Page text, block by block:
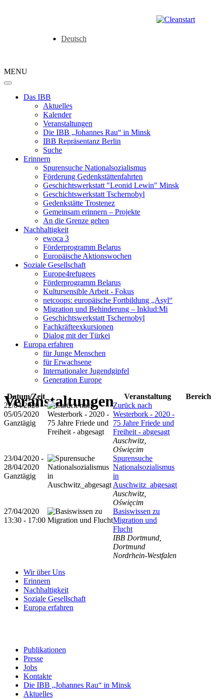
Deutsch
MENU
Das IBB
Aktuelles
Kalender
Veranstaltungen
Die IBB „Johannes Rau“ in Minsk
IBB Repräsentanz Berlin
Suche
Erinnern
Spurensuche Nationalsozialismus
Förderung Gedenkstättenfahrten
Geschichtswerkstatt "Leonid Lewin" Minsk
Geschichtswerkstatt Tschernobyl
Gedenkstätte Trostenez
Gemeinsam erinnern – Projekte
An die Grenze gehen
Nachhaltigkeit
ewoca 3
Förderprogramm Belarus
Europäische Aktionswochen
Soziale Gesellschaft
Europe4refugees
Förderprogramm Belarus
Kultursensible Arbeit - Fokus
netcoops: europäische Fortbildung „Asyl“
Migration und Behinderung – Inklud:Mi
Geschichtswerkstatt Tschernobyl
Fachkräfteexkursionen
Dialog mit der Türkei
Europa erfahren
für Junge Menschen
für Erwachsene
Internationaler Jugendgipfel
Generation Europe
Veranstaltungen
Datum/Zeit Veranstaltung
Bereich
22/04/2020 -
05/05/2020
Ganztägig
Zurück nach
Westerbork - 2020 -
75 Jahre Friede und
Freiheit - abgesagt
Auschwitz,
Oświęcim
23/04/2020 -
28/04/2020
Ganztägig
Spurensuche
Nationalsozialismus
in
Auschwitz_abgesagt
Auschwitz,
Oświęcim
27/04/2020
13:30 - 17:00
Basiswissen zu
Migration und
Flucht
IBB Dortmund,
Dortmund
Nordrhein-Westfalen
Wir über Uns
Erinnern
Nachhaltigkeit
Soziale Gesellschaft
Europa erfahren
Publikationen
Presse
Jobs
Kontakte
Die IBB „Johannes Rau“ in Minsk
Aktuelles